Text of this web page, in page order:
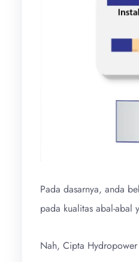
Pada dasarnya, anda
pada kualitas abal-abal
Nah, Cipta